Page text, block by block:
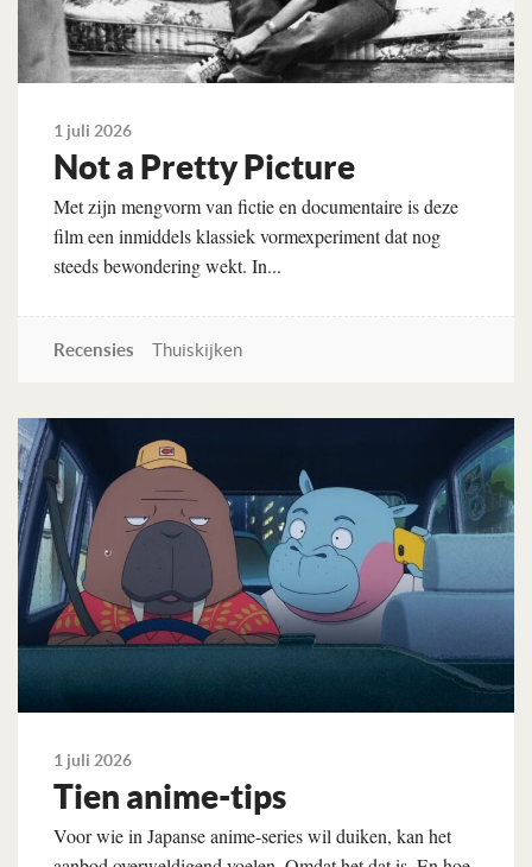
1 juli 2026
Not a Pretty Picture
Met zijn mengvorm van fictie en documentaire is deze
film een inmiddels klassiek vormexperiment dat nog
steeds bewondering wekt. In...
Recensies Thuiskijken
Lees verder
1 juli 2026
Tien anime-tips
Voor wie in Japanse anime-series wil duiken, kan het